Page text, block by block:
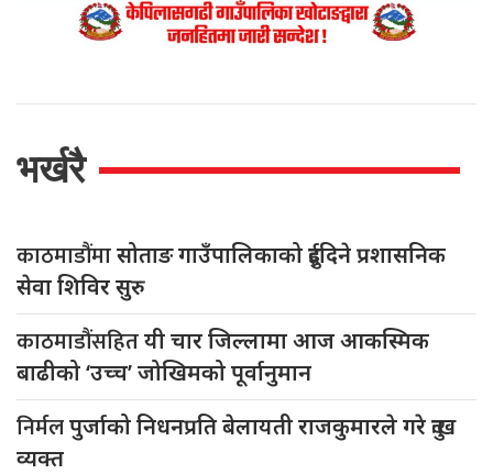
भर्खरै
काठमाडौंमासोताङ गाउँपालिकाको दुईदिने प्रशासनिक
सेवा शिविर सुरु
काठमाडौंसहितयी चार जिल्लामा आज आकस्मिक
बाढीको ‘उच्च’ जोखिमको पूर्वानुमान
निर्मलपुर्जाको निधनप्रति बेलायती राजकुमारले गरे दुःख
व्यक्त